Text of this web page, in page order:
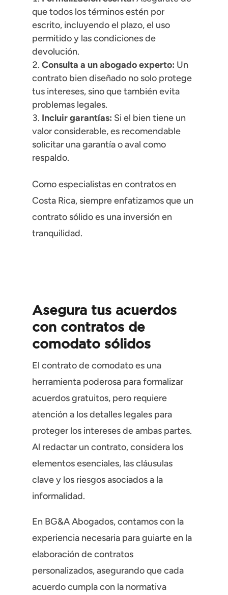
que todos los términos estén por
escrito, incluyendo el plazo, el uso
permitido y las condiciones de
devolución.
Consulta a un abogado experto: Un
contrato bien diseñado no solo protege
tus intereses, sino que también evita
problemas legales.
Incluir garantías: Si el bien tiene un
valor considerable, es recomendable
solicitar una garantía o aval como
respaldo.
Como especialistas en contratos en
Costa Rica, siempre enfatizamos que un
contrato sólido es una inversión en
tranquilidad.
Asegura tus acuerdos
con contratos de
comodato sólidos
El contrato de comodato es una
herramienta poderosa para formalizar
acuerdos gratuitos, pero requiere
atención a los detalles legales para
proteger los intereses de ambas partes.
Al redactar un contrato, considera los
elementos esenciales, las cláusulas
clave y los riesgos asociados a la
informalidad.
En BG&A Abogados, contamos con la
experiencia necesaria para guiarte en la
elaboración de contratos
personalizados, asegurando que cada
acuerdo cumpla con la normativa